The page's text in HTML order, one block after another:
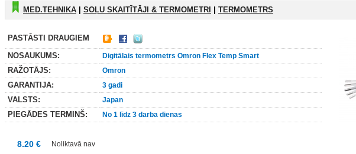
MED.TEHNIKA SOĻU SKAITĪTĀJI & TERMOMETRI TERMOMETRS
PASTĀSTI DRAUGIEM
NOSAUKUMS:
Digitālais termometrs Omron Flex Temp Smart
RAŽOTĀJS: Omron
GARANTIJA: 3 gadi
VALSTS: Japan
PIEGĀDES TERMINŠ: No 1 līdz 3 darba dienas
8.20 € Noliktavā nav